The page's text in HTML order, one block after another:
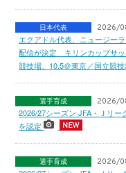
日本代表 2026/
エクアドル代表、ニュージー
配信が決定 キリンカップサ
競技場、10.5＠東京／国立競
選手育成 2026/
2026/27シーズン JFA・Ｊリー
を認定
選手育成 2026/